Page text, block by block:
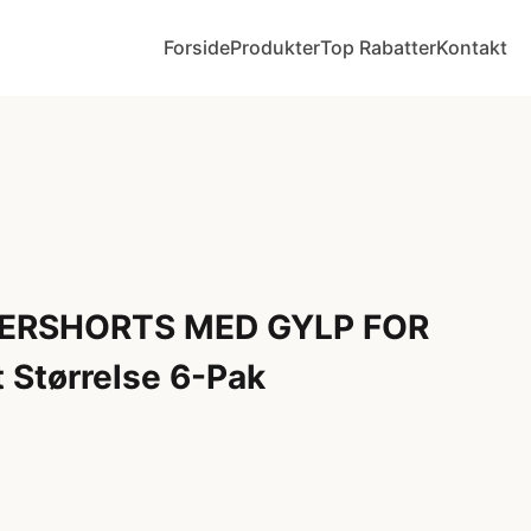
ForsideProdukterTop RabatterKontakt
MED GYLP FOR
Størrelse 6-Pak